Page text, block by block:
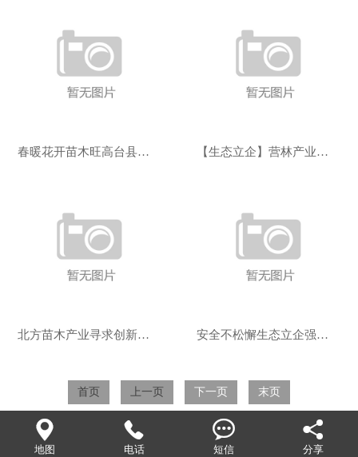
在线留言
联系我们
春暖花开苗木旺高台县苗木市场迎来销售高峰 【生态立企】营林产业经营处：严检苗圃安全
北方苗木产业寻求创新发展 安全不松懈生态立企强保障：营林产业严检苗
首页 上一页 下一页 末页

地图

电话

短信

分享